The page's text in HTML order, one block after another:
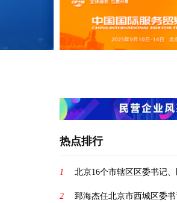
热点排行
1 北京16个市辖区区委书记
2 郅海杰任北京市西城区委